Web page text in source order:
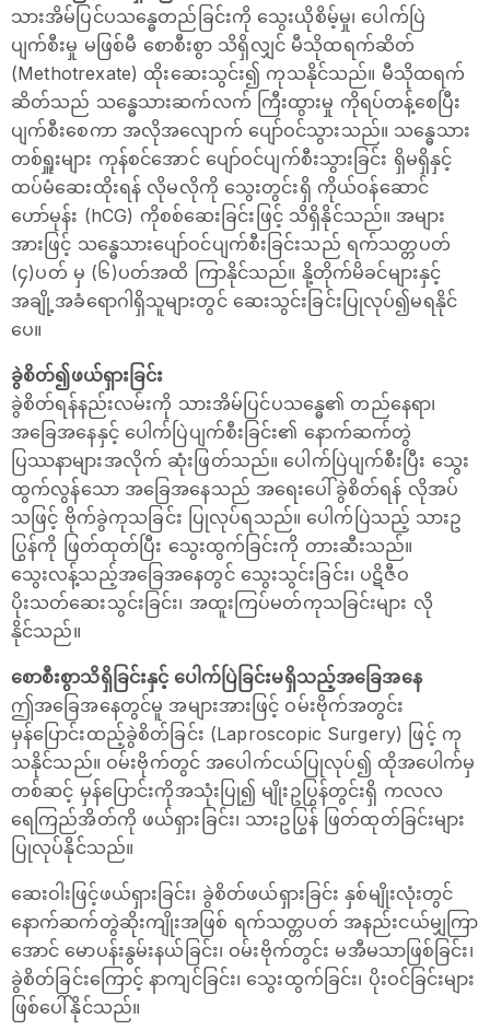
သားအိမ်ပြင်ပသန္ဓေတည်ခြင်းကို သွေးယိုစိမ့်မှု၊ ပေါက်ပြဲ
ပျက်စီးမှု မဖြစ်မီ စောစီးစွာ သိရှိလျှင် မီသိုထရက်ဆိတ်
(Methotrexate) ထိုးဆေးသွင်း၍ ကုသနိုင်သည်။ မီသိုထရက်
ဆိတ်သည် သန္ဓေသားဆက်လက် ကြီးထွားမှု ကိုရပ်တန့်စေပြီး
ပျက်စီးစေကာ အလိုအလျောက် ပျော်ဝင်သွားသည်။ သန္ဓေသား
တစ်ရှူးများ ကုန်စင်အောင် ပျော်ဝင်ပျက်စီးသွားခြင်း ရှိမရှိနှင့်
ထပ်မံဆေးထိုးရန် လိုမလိုကို သွေးတွင်းရှိ ကိုယ်ဝန်ဆောင်
ဟော်မုန်း (hCG) ကိုစစ်ဆေးခြင်းဖြင့် သိရှိနိုင်သည်။ အများ
အားဖြင့် သန္ဓေသားပျော်ဝင်ပျက်စီးခြင်းသည် ရက်သတ္တပတ်
(၄)ပတ် မှ (၆)ပတ်အထိ ကြာနိုင်သည်။ နို့တိုက်မိခင်များနှင့်
အချို့အခံရောဂါရှိသူများတွင် ဆေးသွင်းခြင်းပြုလုပ်၍မရနိုင်
ပေ။
ခွဲစိတ်၍ဖယ်ရှားခြင်း
ခွဲစိတ်ရန်နည်းလမ်းကို သားအိမ်ပြင်ပသန္ဓေ၏ တည်နေရာ၊
အခြေအနေနှင့် ပေါက်ပြဲပျက်စီးခြင်း၏ နောက်ဆက်တွဲ
ပြဿနာများအလိုက် ဆုံးဖြတ်သည်။ ပေါက်ပြဲပျက်စီးပြီး သွေး
ထွက်လွန်သော အခြေအနေသည် အရေးပေါ်ခွဲစိတ်ရန် လိုအပ်
သဖြင့် ဗိုက်ခွဲကုသခြင်း ပြုလုပ်ရသည်။ ပေါက်ပြဲသည့် သားဥ
ပြွန်ကို ဖြတ်ထုတ်ပြီး သွေးထွက်ခြင်းကို တားဆီးသည်။
သွေးလန့်သည့်အခြေအနေတွင် သွေးသွင်းခြင်း၊ ပဋိဇီဝ
ပိုးသတ်ဆေးသွင်းခြင်း၊ အထူးကြပ်မတ်ကုသခြင်းများ လို
နိုင်သည်။
စောစီးစွာသိရှိခြင်းနှင့် ပေါက်ပြဲခြင်းမရှိသည့်အခြေအနေ
ဤအခြေအနေတွင်မူ အများအားဖြင့် ဝမ်းဗိုက်အတွင်း
မှန်ပြောင်းထည့်ခွဲစိတ်ခြင်း (Laproscopic Surgery) ဖြင့် ကု
သနိုင်သည်။ ဝမ်းဗိုက်တွင် အပေါက်ငယ်ပြုလုပ်၍ ထိုအပေါက်မှ
တစ်ဆင့် မှန်ပြောင်းကိုအသုံးပြု၍ မျိုးဥပြွန်တွင်းရှိ ကလလ
ရေကြည်အိတ်ကို ဖယ်ရှားခြင်း၊ သားဥပြွန် ဖြတ်ထုတ်ခြင်းများ
ပြုလုပ်နိုင်သည်။
ဆေးဝါးဖြင့်ဖယ်ရှားခြင်း၊ ခွဲစိတ်ဖယ်ရှားခြင်း နှစ်မျိုးလုံးတွင်
နောက်ဆက်တွဲဆိုးကျိုးအဖြစ် ရက်သတ္တပတ် အနည်းငယ်မျှကြာ
အောင် မောပန်းနွမ်းနယ်ခြင်း၊ ဝမ်းဗိုက်တွင်း မအီမသာဖြစ်ခြင်း၊
ခွဲစိတ်ခြင်းကြောင့် နာကျင်ခြင်း၊ သွေးထွက်ခြင်း၊ ပိုးဝင်ခြင်းများ
ဖြစ်ပေါ်နိုင်သည်။